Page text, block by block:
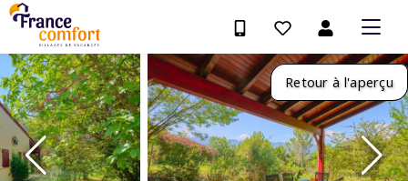
Retour à l'aperçu